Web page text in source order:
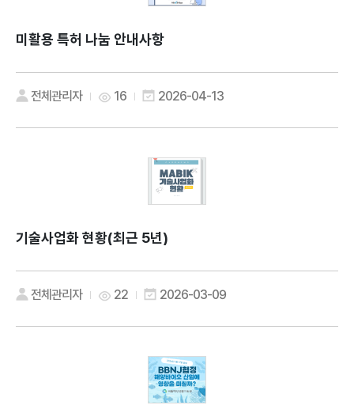
미활용 특허 나눔 안내사항
전체관리자 16 2026-04-13
기술사업화 현황(최근 5년)
전체관리자 22 2026-03-09